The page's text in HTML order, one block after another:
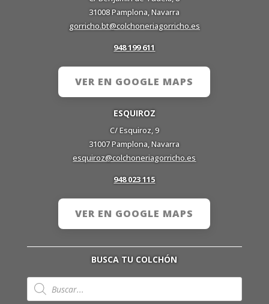
31008 Pamplona, Navarra
gorricho.bt@colchoneriagorricho.es
948 199 611
VER EN GOOGLE MAPS
ESQUIROZ
C/ Esquiroz, 9
31007 Pamplona, Navarra
esquiroz@colchoneriagorricho.es
948 023 115
VER EN GOOGLE MAPS
BUSCA TU COLCHÓN
Búsqueda
de
productos